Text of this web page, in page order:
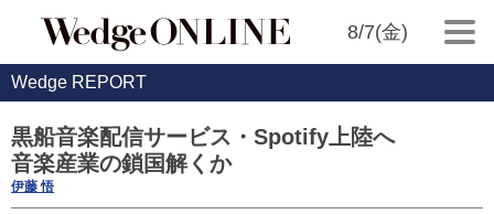
8/7(金)
Wedge REPORT
黒船音楽配信サービス・Spotify上陸へ
音楽産業の鎖国解くか
伊藤 悟